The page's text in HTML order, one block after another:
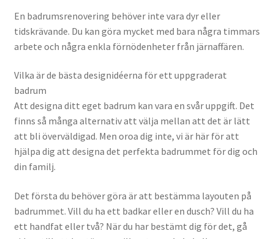
En badrumsrenovering behöver inte vara dyr eller
tidskrävande. Du kan göra mycket med bara några timmars
arbete och några enkla förnödenheter från järnaffären.
Vilka är de bästa designidéerna för ett uppgraderat
badrum
Att designa ditt eget badrum kan vara en svår uppgift. Det
finns så många alternativ att välja mellan att det är lätt
att bli överväldigad. Men oroa dig inte, vi är här för att
hjälpa dig att designa det perfekta badrummet för dig och
din familj.
Det första du behöver göra är att bestämma layouten på
badrummet. Vill du ha ett badkar eller en dusch? Vill du ha
ett handfat eller två? När du har bestämt dig för det, gå